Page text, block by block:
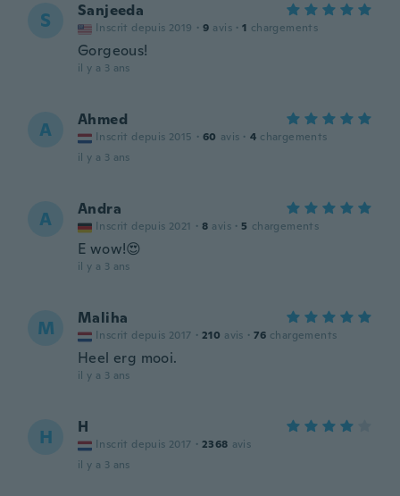
S Sanjeeda
Inscrit depuis 2019 · 9 avis · 1 chargements
Gorgeous!
il y a 3 ans
A Ahmed
Inscrit depuis 2015 · 60 avis · 4 chargements
il y a 3 ans
A Andra
Inscrit depuis 2021 · 8 avis · 5 chargements
E wow!😍
il y a 3 ans
M Maliha
Inscrit depuis 2017 · 210 avis · 76 chargements
Heel erg mooi.
il y a 3 ans
H H
Inscrit depuis 2017 · 2368 avis
il y a 3 ans